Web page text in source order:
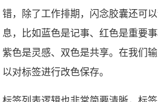
错，除了工作排期，闪念胶囊还可
息，比如蓝色是记事、红色是重要
紫色是灵感、双色是共享。在我们
以对标签进行改色保存。